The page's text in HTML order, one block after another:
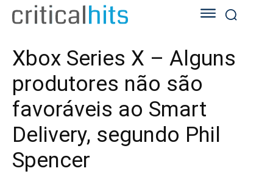
Xbox Series X – Alguns
produtores não são
favoráveis ao Smart
Delivery, segundo Phil
Spencer